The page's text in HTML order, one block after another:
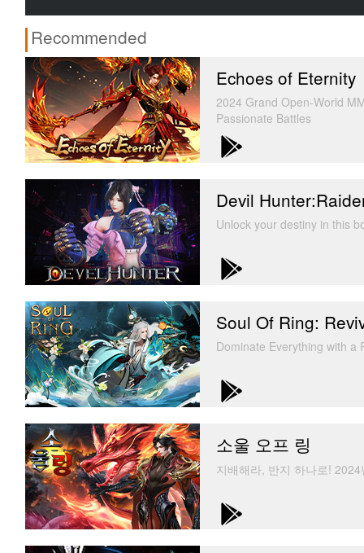
Recommended
Echoes of Eternity
2024 Grand Open-World
Passionate Battles
Devil
Unlock your destiny in this
Soul Of Ring:
Dominate Everything with a
소울 오프 링
지배해라, 반지 하나로!